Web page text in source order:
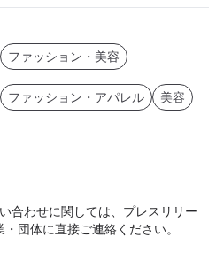
ファッション・美容
ファッション・アパレル 美容
合わせに関しては、プレスリリー
団体に直接ご連絡ください。